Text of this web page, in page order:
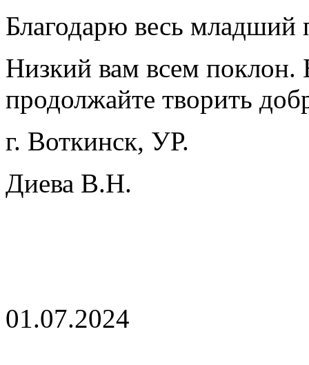
Благодарю весь младший
Низкий вам всем поклон.
продолжайте творить
г. Воткинск, УР.
Диева В.Н.
01.07.2024